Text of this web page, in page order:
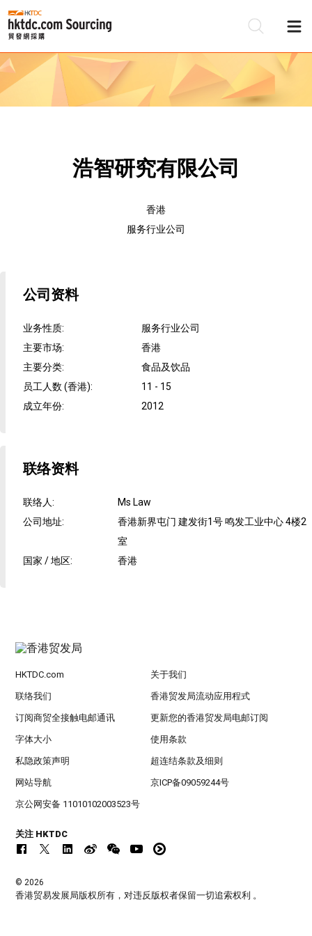
浩智研究有限公司
香港
服务行业公司
公司资料
业务性质:
服务行业公司
主要市场:
香港
主要分类:
食品及饮品
员工人数 (香港):
11 - 15
成立年份: 2012
联络资料
联络人:
Ms Law
公司地址:
香港新界屯门 建发街1号 鸣发工业中心 4楼2
室
国家 / 地区: 香港
HKTDC.com 关于我们
联络我们 香港贸发局流动应用程式
订阅商贸全接触电邮通讯 更新您的香港贸发局电邮订阅
字体大小 使用条款
私隐政策声明 超连结条款及细则
网站导航 京ICP备09059244号
京公网安备 11010102003523号
关注 HKTDC
© 2026
香港贸易发展局版权所有，对违反版权者保留一切追索权利 。